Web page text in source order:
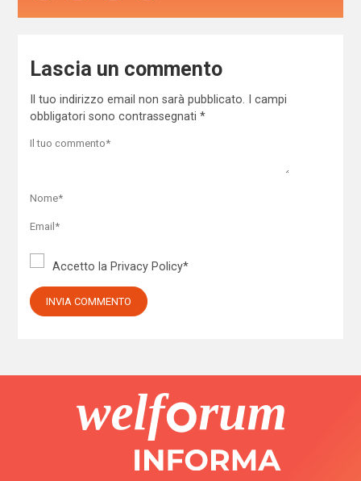
Lascia un commento
Il tuo indirizzo email non sarà pubblicato.
I campi
obbligatori sono contrassegnati *
Accetto la Privacy Policy*